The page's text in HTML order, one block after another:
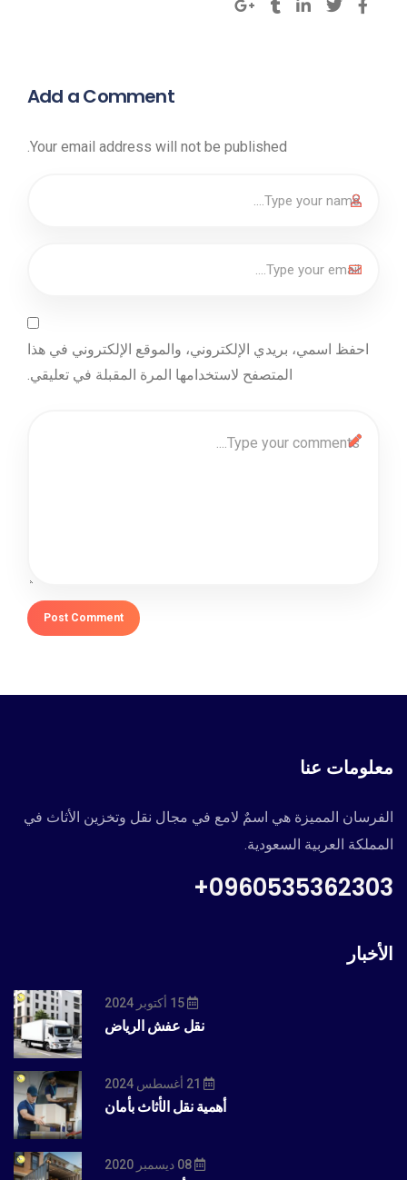
Add a Comment
Your email address will not be published.
احفظ اسمي، بريدي الإلكتروني، والموقع الإلكتروني في هذا
المتصفح لاستخدامها المرة المقبلة في تعليقي.
معلومات عنا
الفرسان المميزة هي اسمٌ لامع في مجال نقل وتخزين الأثاث في
المملكة العربية السعودية.
0960535362303+
الأخبار
نقل عفش الرياض
أهمية نقل الأثاث بأمان